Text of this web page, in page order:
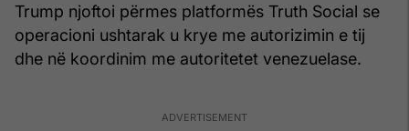
Trump njoftoi përmes platformës Truth Social se
operacioni ushtarak u krye me autorizimin e tij
dhe në koordinim me autoritetet venezuelase.